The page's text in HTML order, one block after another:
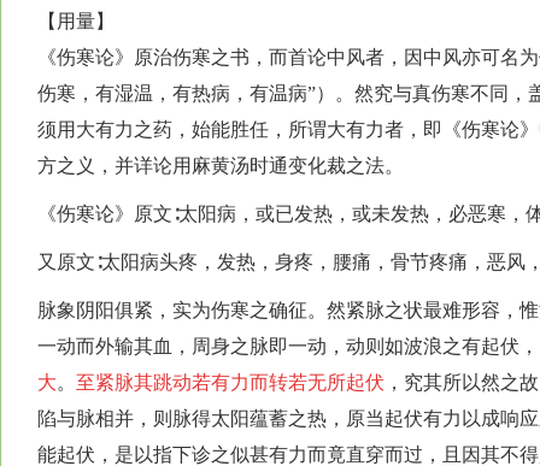
【用量】
《伤寒论》原治伤寒之书，而首论中风者，因中风亦可名
伤寒，有湿温，有热病，有温病”）。然究与真伤寒不同
须用大有力之药，始能胜任，所谓大有力者，即《伤寒论
方之义，并详论用麻黄汤时通变化裁之法。
《伤寒论》原文∶太阳病，或已发热，或未发热，必恶寒
又原文∶太阳病头疼，发热，身疼，腰痛，骨节疼痛，恶风
脉象阴阳俱紧，实为伤寒之确征。然紧脉之状最难形容，
一动而外输其血，周身之脉即一动，动则如波浪之有起伏
大。 至紧脉其跳动若有力而转若无所起伏 ，究其所以然之
陷与脉相并，则脉得太阳蕴蓄之热，原当起伏有力以成响
能起伏，是以指下诊之似甚有力而竟直穿而过，且因其不